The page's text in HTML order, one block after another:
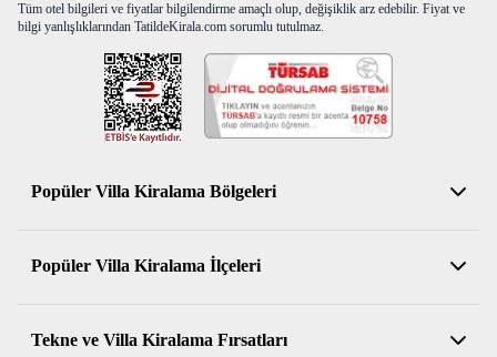
Tüm otel bilgileri ve fiyatlar bilgilendirme amaçlı olup, değişiklik arz edebilir. Fiyat ve
bilgi yanlışlıklarından TatildeKirala.com sorumlu tutulmaz.
Popüler Villa Kiralama Bölgeleri
Antalya Kiralık Villa
Muğla Kiralık Villa
Aydın Kiralık Villa
İzmir Kiralık Villa
Popüler Villa Kiralama İlçeleri
Kemer Kiralık Villa
Serik Kiralık Villa
Tekne ve Villa Kiralama Fırsatları